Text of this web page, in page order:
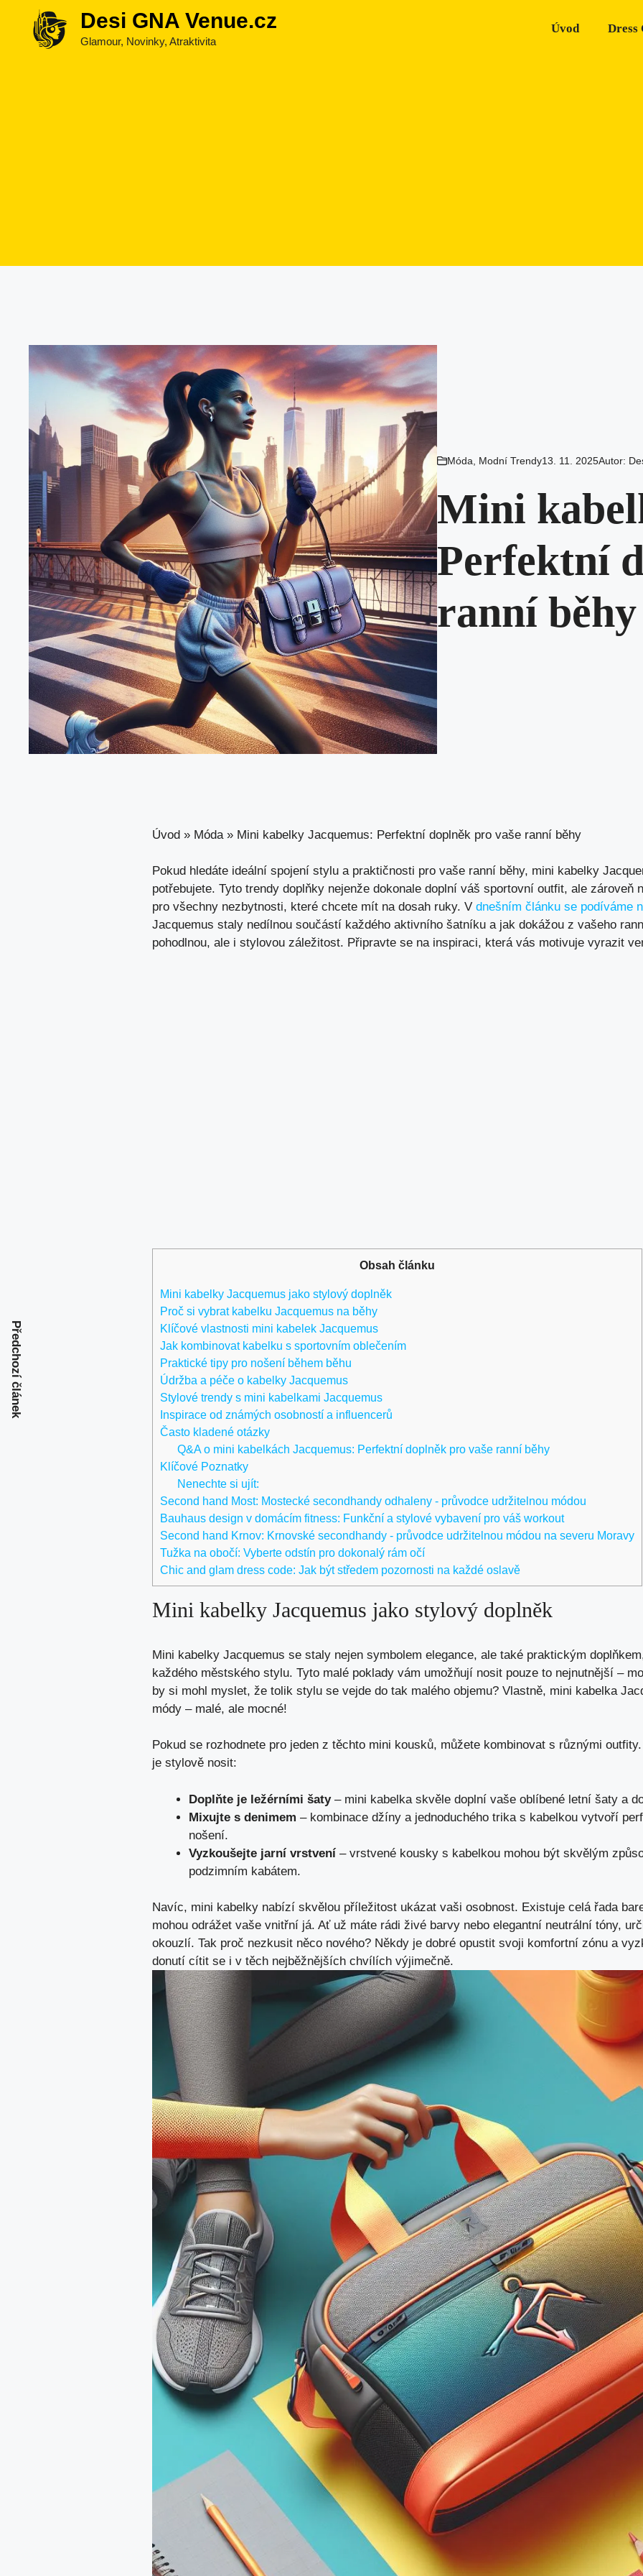
Přeskočit
Desi GNA Venue.cz
Glamour, Novinky, Atraktivita
Úvod Dress
Móda Modní Trendy13. 11. 2025Autor:
Mini
Perfektní
ranní běhy
Úvod » Móda » Mini kabelky Jacquemus: Perfektní doplněk pro vaše ranní běhy
Pokud hledáte ideální spojení stylu a praktičnosti pro vaše ranní běhy, mini kabelky
potřebujete. Tyto trendy doplňky nejenže dokonale doplní váš sportovní outfit, ale zároveň
pro všechny nezbytnosti, které chcete mít na dosah ruky. V dnešním článku se podíváme
Jacquemus staly nedílnou součástí každého aktivního šatníku a jak dokážou z vašeho
pohodlnou, ale i stylovou záležitost. Připravte se na inspiraci, která vás motivuje vyrazit
Obsah článku
Mini kabelky Jacquemus jako stylový doplněk
Proč si vybrat kabelku Jacquemus na běhy
Klíčové vlastnosti mini kabelek Jacquemus
Jak kombinovat kabelku s sportovním oblečením
Praktické tipy pro nošení během běhu
Údržba a péče o kabelky Jacquemus
Stylové trendy s mini kabelkami Jacquemus
Inspirace od známých osobností a influencerů
Často kladené otázky
Q&A o mini kabelkách Jacquemus: Perfektní doplněk pro vaše ranní běhy
Klíčové Poznatky
Nenechte si ujít:
Second hand Most: Mostecké secondhandy odhaleny - průvodce udržitelnou módou
Bauhaus design v domácím fitness: Funkční a stylové vybavení pro váš workout
Second hand Krnov: Krnovské secondhandy - průvodce udržitelnou módou na severu Moravy
Tužka na obočí: Vyberte odstín pro dokonalý rám očí
Chic and glam dress code: Jak být středem pozornosti na každé oslavě
Mini kabelky Jacquemus jako stylový doplněk
Mini kabelky Jacquemus se staly nejen symbolem elegance, ale také praktickým
každého městského stylu. Tyto malé poklady vám umožňují nosit pouze to nejnutnější –
by si mohl myslet, že tolik stylu se vejde do tak malého objemu? Vlastně, mini kabelka
módy – malé, ale mocné!
Pokud se rozhodnete pro jeden z těchto mini kousků, můžete kombinovat s různými
je stylově nosit:
Doplňte je ležérními šaty– mini kabelka skvěle doplní vaše oblíbené letní šaty a
Mixujte s denimem – kombinace džíny a jednoduchého trika s kabelkou vytvoří
nošení.
Vyzkoušejte jarní vrstvení – vrstvené kousky s kabelkou mohou být skvělým
podzimním kabátem.
Navíc, mini kabelky nabízí skvělou příležitost ukázat vaši osobnost. Existuje celá řada
mohou odrážet vaše vnitřní já. Ať už máte rádi živé barvy nebo elegantní neutrální tóny,
okouzlí. Tak proč nezkusit něco nového? Někdy je dobré opustit svoji komfortní zónu a
donutí cítit se i v těch nejběžnějších chvílích výjimečně.
Předchozí článek